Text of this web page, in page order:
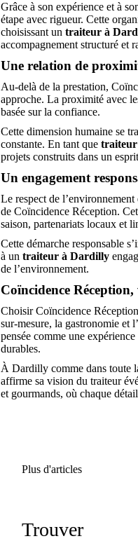
Grâce à son expérience et à
étape avec rigueur. Cette
choisissant un traiteur à
accompagnement structuré et
Une relation de
Au-delà de la prestation,
approche. La proximité avec
basée sur la confiance.
Cette dimension humaine se
constante. En tant que
projets construits dans un
Un engagement
Le respect de
de Coïncidence Réception.
saison, partenariats locaux et
Cette démarche responsable
à un traiteur à Dardilly
de l’environnement.
Coïncidence
Choisir Coïncidence
sur-mesure, la gastronomie et
pensée comme une
durables.
À Dardilly comme dans toute
affirme sa vision du traiteur
et gourmands, où chaque
Plus d'articles
Trouver